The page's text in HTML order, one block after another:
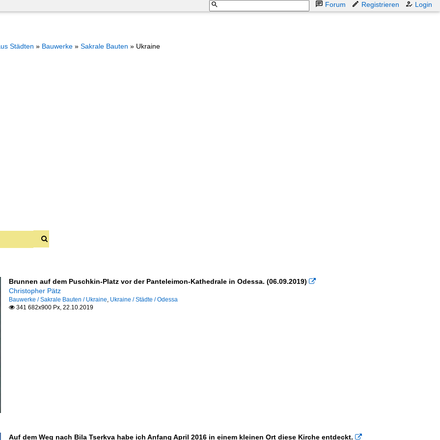
Forum Registrieren Login
Städten » Bauwerke» Sakrale Bauten » Ukraine
Brunnen auf dem Puschkin-Platz vor der Panteleimon-Kathedrale in Odessa. (06.09.2019) 
Christopher Pätz
Bauwerke / Sakrale Bauten / Ukraine, Ukraine / Städte / Odessa
341 682x900 Px, 22.10.2019
Auf dem Weg nach Bila Tserkva habe ich Anfang April 2016 in einem kleinen Ort diese Kirche entdeckt. 